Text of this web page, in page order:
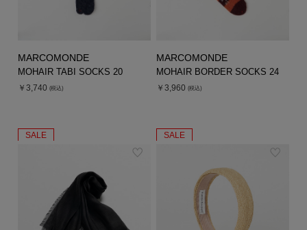
MARCOMONDE
MOHAIR TABI SOCKS 20
￥3,740 (税込)
MARCOMONDE
MOHAIR BORDER SOCKS 24
￥3,960 (税込)
SALE SALE